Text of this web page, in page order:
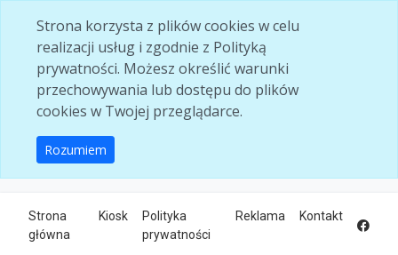
Strona korzysta z plików cookies w celu
realizacji usług i zgodnie z Polityką
prywatności. Możesz określić warunki
przechowywania lub dostępu do plików
cookies w Twojej przeglądarce.
Rozumiem
Strona
główna
Kiosk
Polityka
prywatności
Reklama Kontakt